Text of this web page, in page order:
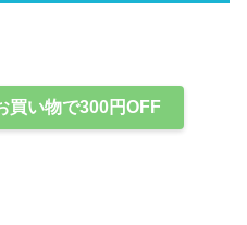
買い物で300円OFF